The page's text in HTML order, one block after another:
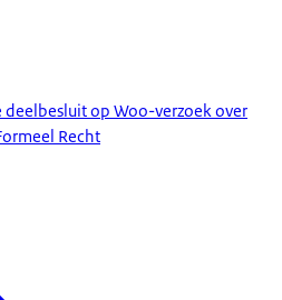
op Woo-verzoek over
Recht